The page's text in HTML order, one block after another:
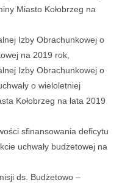
Miasto Kołobrzeg na
Izby Obrachunkowej o
na 2019 rok,
Izby Obrachunkowej o
o wieloletniej
Kołobrzeg na lata 2019
sfinansowania deficytu
uchwały budżetowej na
ds. Budżetowo –